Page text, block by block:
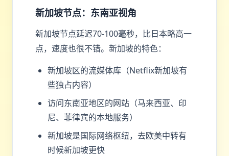
新加坡节点：东南亚视角
新加坡节点延迟70-100毫秒，比日本略高一
点，速度也很不错。新加坡的特色：
新加坡区的流媒体库（Netflix新加坡有
些独占内容）
访问东南亚地区的网站（马来西亚、印
尼、菲律宾的本地服务）
新加坡是国际网络枢纽，去欧美中转有
时候新加坡更快